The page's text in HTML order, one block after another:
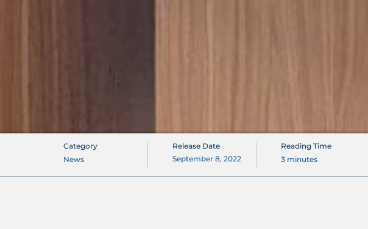
Category
News
Release Date
September 8, 2022
Reading Time
3 minutes